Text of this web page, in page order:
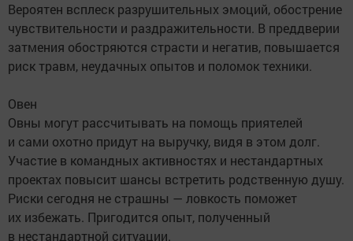
Вероятен всплеск разрушительных эмоций, обострение
чувствительности и раздражительности. В преддверии
затмения обостряются страсти и негатив, повышается
риск травм, неудачных опытов и поломок техники.
Овен
Овны могут рассчитывать на помощь приятелей
и сами охотно придут на выручку, видя в этом долг.
Участие в командных активностях и нестандартных
проектах повысит шансы встретить родственную душу.
Риски сегодня не страшны — ловкость поможет
их избежать. Пригодится опыт, полученный
в нестандартной ситуации.